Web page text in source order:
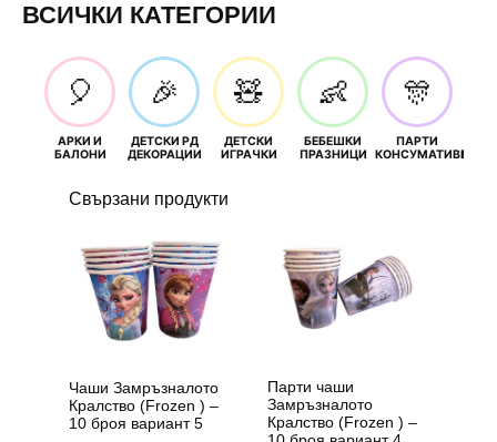
ВСИЧКИ КАТЕГОРИИ
🎈
АРКИ И
БАЛОНИ
🎉
ДЕТСКИ РД
ДЕКОРАЦИИ
🧸
ДЕТСКИ
ИГРАЧКИ
👶
БЕБЕШКИ
ПРАЗНИЦИ
🎊
ПАРТИ
КОНСУМАТИВИ
Свързани продукти
Чаши Замръзналото
Кралство (Frozen ) –
10 броя вариант 5
Парти чаши
Замръзналото
Кралство (Frozen ) –